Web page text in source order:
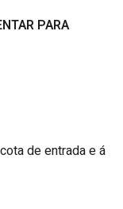
PARA
de entrada e á